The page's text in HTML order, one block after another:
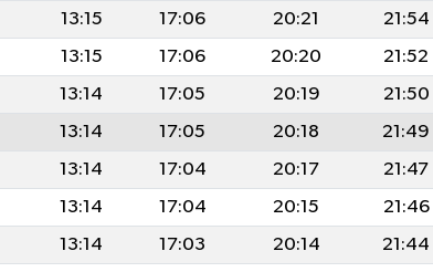
13:15 17:06 20:21
21:54
13:15 17:06 20:20
21:52
13:14 17:05 20:19
21:50
13:14 17:05 20:18
21:49
13:14 17:04 20:17
21:47
13:14 17:04 20:15
21:46
13:14 17:03 20:14
21:44